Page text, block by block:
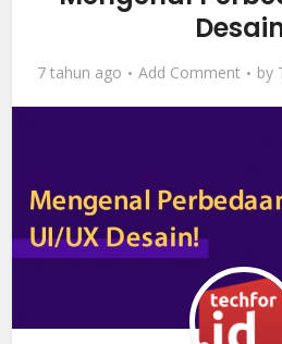
7 tahun ago Add Comment by